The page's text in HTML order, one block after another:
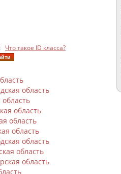
Что такое ID класса?
область
область
область
область
область
область
область